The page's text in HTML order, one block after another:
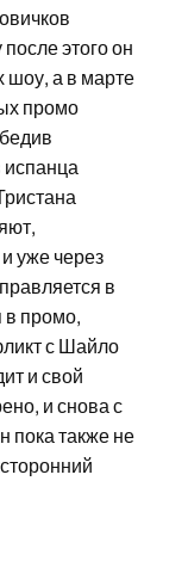
этого он
шоу, а в марте
промо
испанца
уже через
в
в промо,
с Шайло
и свой
и снова с
пока также не